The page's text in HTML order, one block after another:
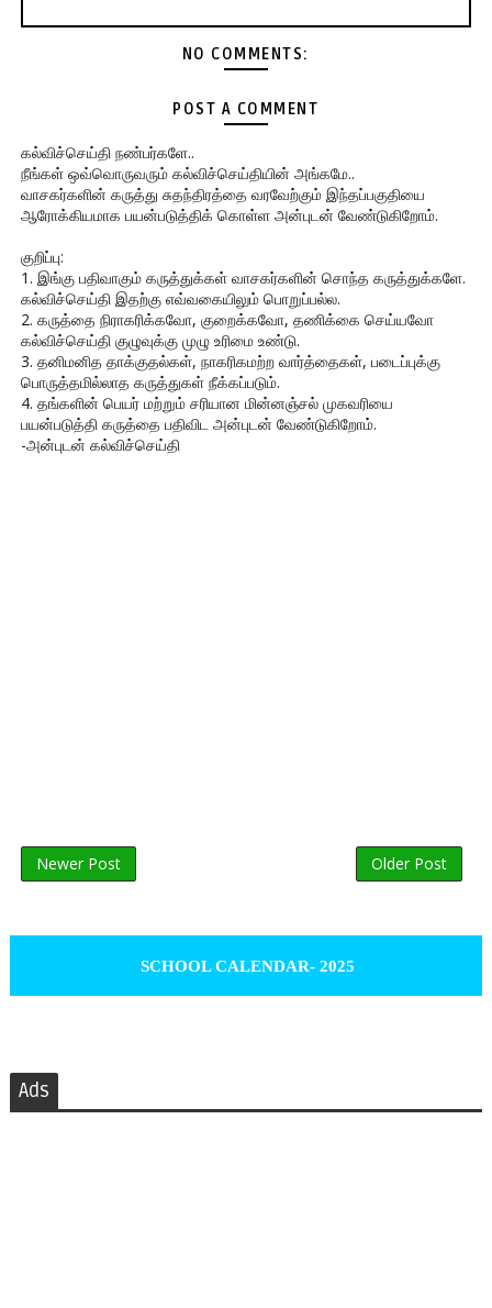
NO COMMENTS:
POST A COMMENT
கல்விச்செய்தி நண்பர்களே..
நீங்கள் ஒவ்வொருவரும் கல்விச்செய்தியின் அங்கமே..
வாசகர்களின் கருத்து சுதந்திரத்தை வரவேற்கும் இந்தப்பகுதியை
ஆரோக்கியமாக பயன்படுத்திக் கொள்ள அன்புடன் வேண்டுகிறோம்.
குறிப்பு:
1. இங்கு பதிவாகும் கருத்துக்கள் வாசகர்களின் சொந்த கருத்துக்களே.
கல்விச்செய்தி இதற்கு எவ்வகையிலும் பொறுப்பல்ல.
2. கருத்தை நிராகரிக்கவோ, குறைக்கவோ, தணிக்கை செய்யவோ
கல்விச்செய்தி குழுவுக்கு முழு உரிமை உண்டு.
3. தனிமனித தாக்குதல்கள், நாகரிகமற்ற வார்த்தைகள், படைப்புக்கு
பொருத்தமில்லாத கருத்துகள் நீக்கப்படும்.
4. தங்களின் பெயர் மற்றும் சரியான மின்னஞ்சல் முகவரியை
பயன்படுத்தி கருத்தை பதிவிட அன்புடன் வேண்டுகிறோம்.
-அன்புடன் கல்விச்செய்தி
Newer Post Older Post
SCHOOL CALENDAR- 2025
Ads